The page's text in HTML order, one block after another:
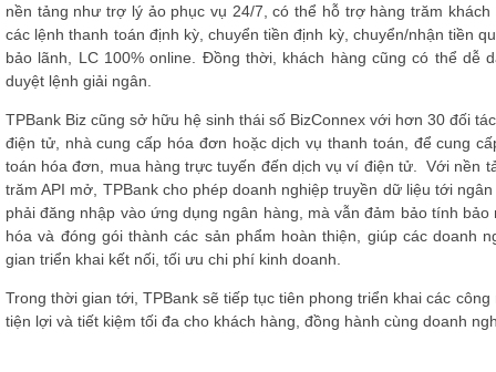
nền tảng như trợ lý ảo phục vụ 24/7, có thể hỗ trợ hàng trăm
các lệnh thanh toán định kỳ, chuyển tiền định kỳ, chuyển/nhận tiền
bảo lãnh, LC 100% online. Đồng thời, khách hàng cũng có thể dễ
duyệt lệnh giải ngân.
TPBank Biz cũng sở hữu hệ sinh thái số BizConnex với hơn 30 đối
điện tử, nhà cung cấp hóa đơn hoặc dịch vụ thanh toán, để cung
toán hóa đơn, mua hàng trực tuyến đến dịch vụ ví điện tử. Với nền
trăm API mở, TPBank cho phép doanh nghiệp truyền dữ liệu tới
phải đăng nhập vào ứng dụng ngân hàng, mà vẫn đảm bảo tính
hóa và đóng gói thành các sản phẩm hoàn thiện, giúp các doanh
gian triển khai kết nối, tối ưu chi phí kinh doanh.
Trong thời gian tới, TPBank sẽ tiếp tục tiên phong triển khai các
tiện lợi và tiết kiệm tối đa cho khách hàng, đồng hành cùng doanh